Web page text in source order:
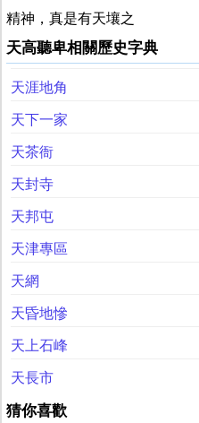
精神，真是有天壤之
天高聽卑相關歷史字典
天涯地角
天下一家
天茶衙
天封寺
天邦屯
天津專區
天網
天昏地慘
天上石峰
天長市
猜你喜歡